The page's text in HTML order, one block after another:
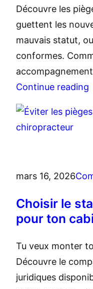
Découvre les
guettent les
mauvais statut,
conformes.
Continue reading
mars 16, 2026
Choisir le
pour ton
Tu veux monter
Découvre le
juridiques